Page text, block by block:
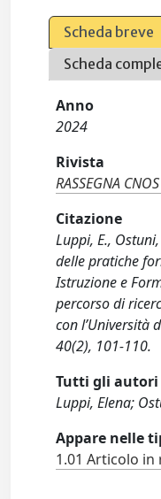
Scheda breve
Scheda
Anno
2024
Rivista
RASSEGNA CNOS
Citazione
Luppi, E.,
delle pratiche
Istruzione e
percorso di
con l’Università
40(2), 101-110.
Tutti gli autori
Luppi, Elena;
Appare nelle
1.01 Articolo in